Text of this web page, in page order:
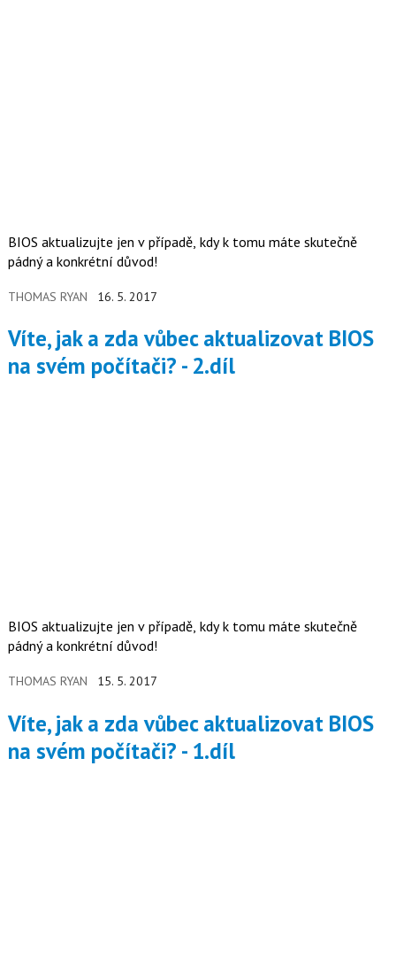
BIOS aktualizujte jen v případě, kdy k tomu máte skutečně
pádný a konkrétní důvod!
THOMAS RYAN 16. 5. 2017
Víte, jak a zda vůbec aktualizovat BIOS
na svém počítači? - 2.díl
BIOS aktualizujte jen v případě, kdy k tomu máte skutečně
pádný a konkrétní důvod!
THOMAS RYAN 15. 5. 2017
Víte, jak a zda vůbec aktualizovat BIOS
na svém počítači? - 1.díl